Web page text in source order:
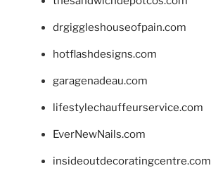
drgiggleshouseofpain.com
hotflashdesigns.com
garagenadeau.com
lifestylechauffeurservice.com
EverNewNails.com
insideoutdecoratingcentre.com